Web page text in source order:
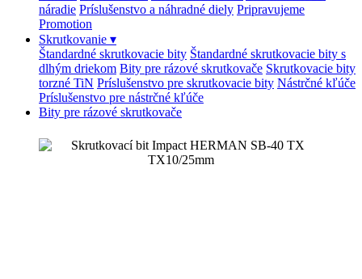
náradie Príslušenstvo a náhradné diely Pripravujeme
Promotion
Skrutkovanie ▾
Štandardné skrutkovacie bity Štandardné skrutkovacie bity s
dlhým driekom Bity pre rázové skrutkovače Skrutkovacie bity
torzné TiN Príslušenstvo pre skrutkovacie bity Nástrčné kľúče
Príslušenstvo pre nástrčné kľúče
Bity pre rázové skrutkovače